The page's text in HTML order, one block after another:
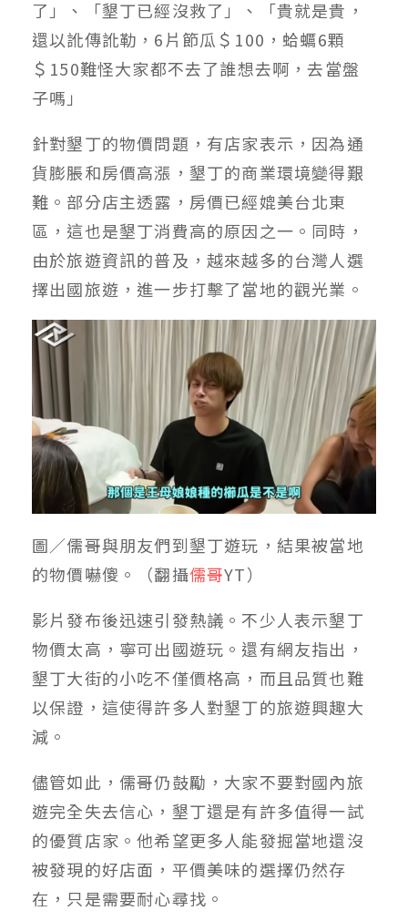
了」、「墾丁已經沒救了」、「貴就是貴，
還以訛傳訛勒，6片節瓜＄100，蛤蠣6顆
＄150難怪大家都不去了誰想去啊，去當盤
子嗎」
針對墾丁的物價問題，有店家表示，因為通
貨膨脹和房價高漲，墾丁的商業環境變得艱
難。部分店主透露，房價已經媲美台北東
區，這也是墾丁消費高的原因之一。同時，
由於旅遊資訊的普及，越來越多的台灣人選
擇出國旅遊，進一步打擊了當地的觀光業。
圖／儒哥與朋友們到墾丁遊玩，結果被當地
的物價嚇傻。（翻攝儒哥YT）
影片發布後迅速引發熱議。不少人表示墾丁
物價太高，寧可出國遊玩。還有網友指出，
墾丁大街的小吃不僅價格高，而且品質也難
以保證，這使得許多人對墾丁的旅遊興趣大
減。
儘管如此，儒哥仍鼓勵，大家不要對國內旅
遊完全失去信心，墾丁還是有許多值得一試
的優質店家。他希望更多人能發掘當地還沒
被發現的好店面，平價美味的選擇仍然存
在，只是需要耐心尋找。